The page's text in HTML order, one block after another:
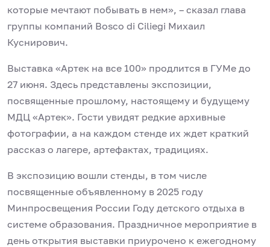
которые мечтают побывать в нем», – сказал глава
группы компаний Bosco di Ciliegi Михаил
Куснирович.
Выставка «Артек на все 100» продлится в ГУМе до
27 июня. Здесь представлены экспозиции,
посвященные прошлому, настоящему и будущему
МДЦ «Артек». Гости увидят редкие архивные
фотографии, а на каждом стенде их ждет краткий
рассказ о лагере, артефактах, традициях.
В экспозицию вошли стенды, в том числе
посвященные объявленному в 2025 году
Минпросвещения России Году детского отдыха в
системе образования. Праздничное мероприятие в
день открытия выставки приурочено к ежегодному